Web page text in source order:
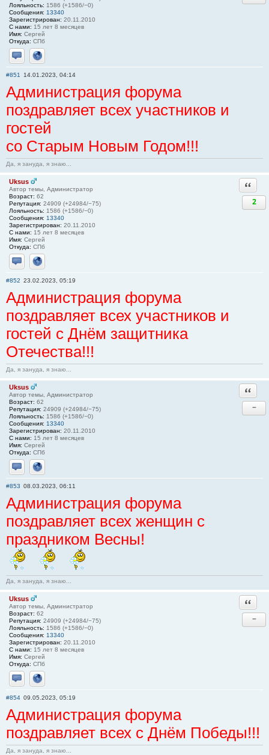
Лояльность: 1586 (+1586/−0)
Сообщения: 13340
Зарегистрирован: 20.11.2010
С нами: 15 лет 8 месяцев
Имя: Сергей
Откуда: СПб
Отправить личное сообщение
Сайт
#851 14.01.2023, 04:14
Администрация форума
поздравляет всех участников и
гостей
со Старым Новым Годом!!!
Да, я зануда, я знаю...
Uksus
Автор темы, Администратор
Возраст: 62
Репутация: 24909 (+24984/−75)
Лояльность: 1586 (+1586/−0)
Сообщения: 13340
Зарегистрирован: 20.11.2010
С нами: 15 лет 8 месяцев
Имя: Сергей
Откуда: СПб
Отправить личное сообщение
Сайт
2
#852 23.02.2023, 05:19
Администрация форума
поздравляет всех участников и
гостей с Днём защитника
Отечества!!!
Да, я зануда, я знаю...
Uksus
Автор темы, Администратор
Возраст: 62
Репутация: 24909 (+24984/−75)
Лояльность: 1586 (+1586/−0)
Сообщения: 13340
Зарегистрирован: 20.11.2010
С нами: 15 лет 8 месяцев
Имя: Сергей
Откуда: СПб
Отправить личное сообщение
Сайт
−
#853 08.03.2023, 06:11
Администрация форума
поздравляет всех женщин с
праздником Весны!
Да, я зануда, я знаю...
Uksus
Автор темы, Администратор
Возраст: 62
Репутация: 24909 (+24984/−75)
Лояльность: 1586 (+1586/−0)
Сообщения: 13340
Зарегистрирован: 20.11.2010
С нами: 15 лет 8 месяцев
Имя: Сергей
Откуда: СПб
Отправить личное сообщение
Сайт
−
#854 09.05.2023, 05:19
Администрация форума
поздравляет всех с Днём Победы!!!
Да, я зануда, я знаю...